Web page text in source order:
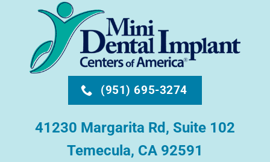
(951) 695-3274
41230 Margarita Rd, Suite 102
Temecula, CA 92591